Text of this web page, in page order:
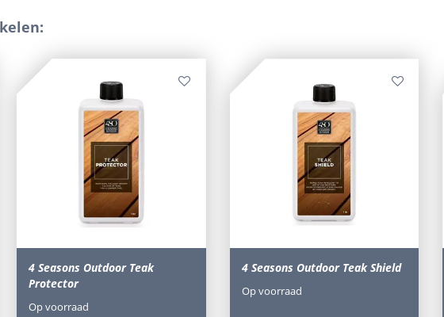
4 Seasons Outdoor Teak
Protector
Op voorraad
4 Seasons Outdoor Teak Shield
Op voorraad